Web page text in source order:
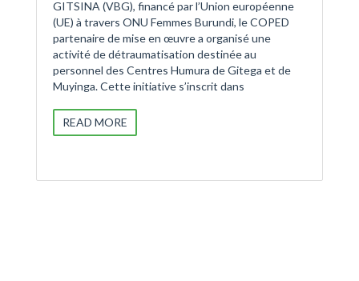
GITSINA (VBG), financé par l’Union européenne
(UE) à travers ONU Femmes Burundi, le COPED
partenaire de mise en œuvre a organisé une
activité de détraumatisation destinée au
personnel des Centres Humura de Gitega et de
Muyinga. Cette initiative s’inscrit dans
READ MORE